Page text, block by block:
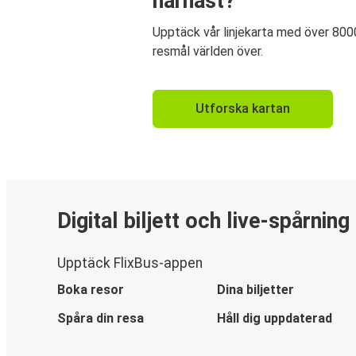
Upptäck vår linjekarta med över
resmål världen över.
Utforska kartan
Digital biljett och live-spårning
Upptäck FlixBus-appen
Boka resor
Dina biljetter
Spåra din resa
Håll dig uppdaterad